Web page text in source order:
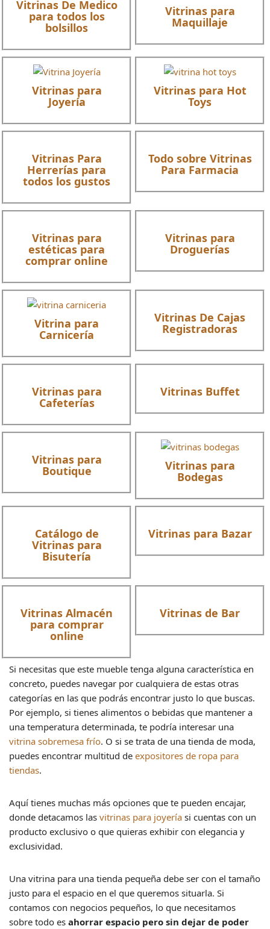
Vitrinas De Medico
para todos los
bolsillos
Vitrinas para
Maquillaje
Vitrinas para
Joyería
Vitrinas para Hot
Toys
Vitrinas Para
Herrerías para
todos los gustos
Todo sobre Vitrinas
Para Farmacia
Vitrinas para
estéticas para
comprar online
Vitrinas para
Droguerías
Vitrina para
Carnicería
Vitrinas De Cajas
Registradoras
Vitrinas para
Cafeterías
Vitrinas Buffet
Vitrinas para
Boutique Vitrinas para
Bodegas
Catálogo de
Vitrinas para
Bisutería
Vitrinas para Bazar
Vitrinas Almacén
para comprar
online
Vitrinas de Bar
Si necesitas que este mueble tenga alguna característica en
concreto, puedes navegar por cualquiera de estas otras
categorías en las que podrás encontrar justo lo que buscas.
Por ejemplo, si tienes alimentos o bebidas que mantener a
una temperatura determinada, te podría interesar una
vitrina sobremesa frío. O si se trata de una tienda de moda,
puedes encontrar multitud de expositores de ropa para
tiendas.
Aquí tienes muchas más opciones que te pueden encajar,
donde detacamos las vitrinas para joyería si cuentas con un
producto exclusivo o que quieras exhibir con elegancia y
exclusividad.
Una vitrina para una tienda pequeña debe ser con el tamaño
justo para el espacio en el que queremos situarla. Si
contamos con negocios pequeños, lo que necesitamos
sobre todo es ahorrar espacio pero sin dejar de poder